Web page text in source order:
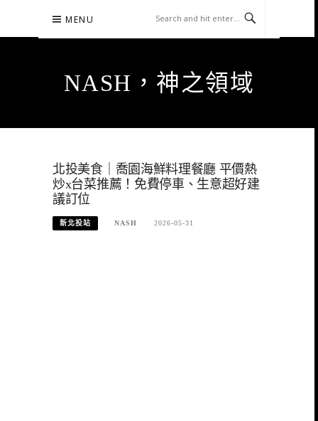
content
MENU
NASH，神之領域
北投美食｜喬園海鮮料理餐廳 平價熱
炒x台菜推薦！免費停車、生意超好建
議訂位
新北投站 NASH 2026-05-31